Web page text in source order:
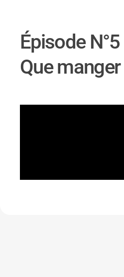
Épisode
Que